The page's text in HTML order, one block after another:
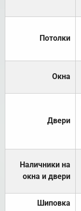
Потолки
Окна
Двери
Наличники на
окна и двери
Шиповка